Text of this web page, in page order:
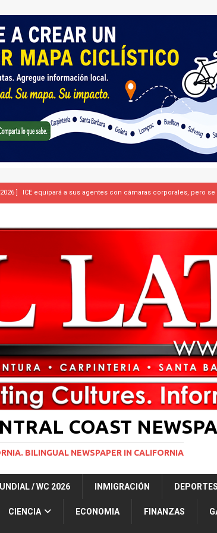
] ICE equipará a sus agentes con cámaras corporales, pero
] Turquía, Pakistán y Arabia Saudí firman pacto de defensa
] Colombia apaga el ‘efecto Vini’. Brasil 1 – Colombia 1
Corte Suprema levanta suspensión a ley de Texas que
Potente tormenta invernal desatará la mayor nevada en lo
] Simi Valley Man Sentenced to 51 Years to Life for
] El primer hábitat submarino en décadas promete impulsar
COAST
BILINGUAL NEWSPAPER IN CALIFORNIA
/ WC 2026 INMIGRACIÓN DEPORTES
CIENCIA ECONOMIA FINANZAS